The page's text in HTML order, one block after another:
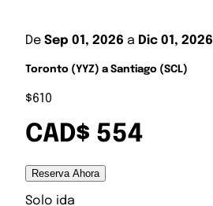
De Sep 01, 2026 a Dic 01, 2026
Toronto (YYZ) a Santiago (SCL)
$610
CAD$ 554
Reserva Ahora
Solo ida